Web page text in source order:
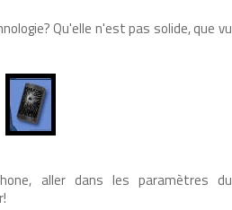
Qu'elle n'est pas solide, que vu
aller dans les paramètres du